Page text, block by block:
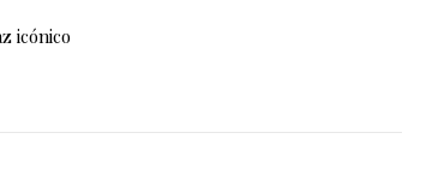
icónico